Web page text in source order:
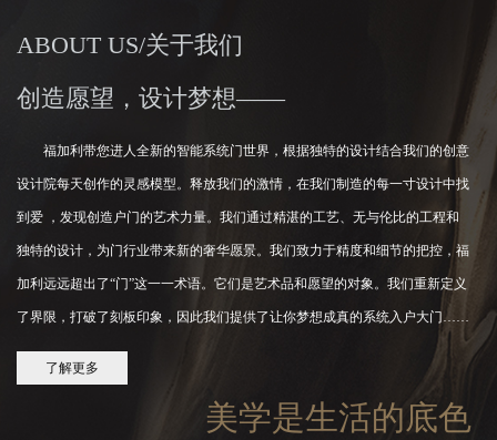
ABOUT US/关于我们
创造愿望，设计梦想——
福加利带您进人全新的智能系统门世界，根据独特的设计结合我们的创意
设计院每天创作的灵感模型。释放我们的激情，在我们制造的每一寸设计中找
到爱 ，发现创造户门的艺术力量。我们通过精湛的工艺、无与伦比的工程和
独特的设计，为门行业带来新的奢华愿景。我们致力于精度和细节的把控，福
加利远远超出了“门”这一一术语。它们是艺术品和愿望的对象。我们重新定义
了界限，打破了刻板印象，因此我们提供了让你梦想成真的系统入户大门……
了解更多
美学是生活的底色